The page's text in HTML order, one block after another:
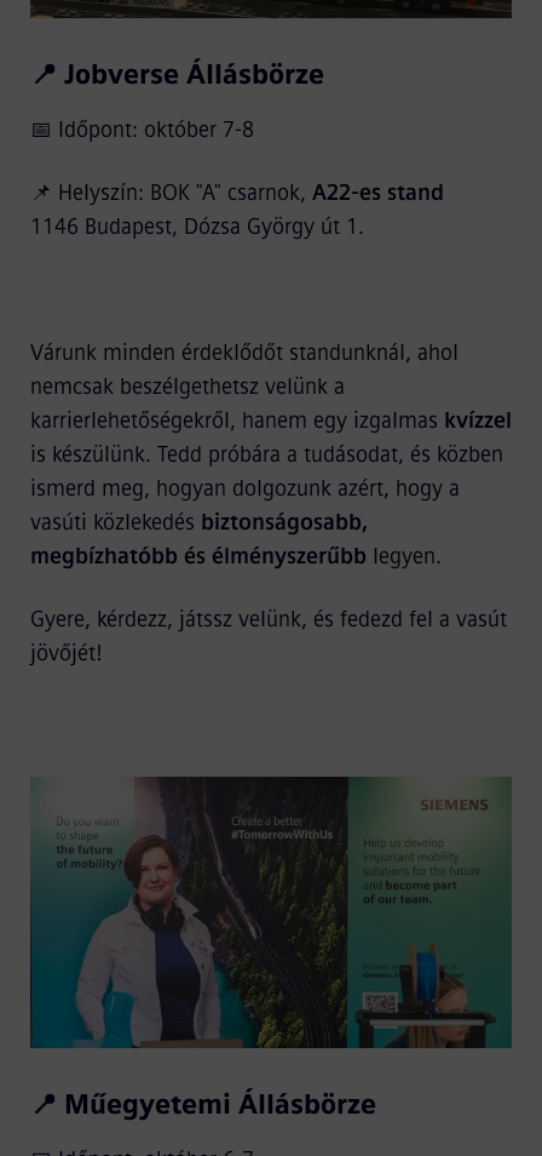
📍 Jobverse Állásbörze
📅 Időpont: október 7-8
📌 Helyszín: BOK "A" csarnok, A22-es stand
1146 Budapest, Dózsa György út 1.
Várunk minden érdeklődőt standunknál, ahol
nemcsak beszélgethetsz velünk a
karrierlehetőségekről, hanem egy izgalmas kvízzel
is készülünk. Tedd próbára a tudásodat, és közben
ismerd meg, hogyan dolgozunk azért, hogy a
vasúti közlekedés biztonságosabb,
megbízhatóbb és élményszerűbb legyen.
Gyere, kérdezz, játssz velünk, és fedezd fel a vasút
jövőjét!
📍 Műegyetemi Állásbörze